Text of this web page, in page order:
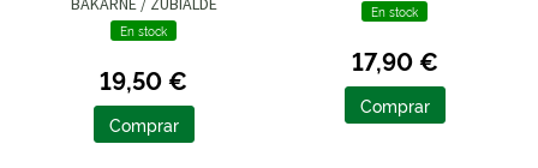
GRAJIRENA, IZASKUN
En stock
19,50 €
Comprar
En stock
17,90 €
Comprar